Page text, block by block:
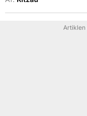
Artiklen